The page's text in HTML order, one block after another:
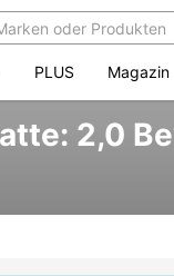
PLUS Magazin
2,0